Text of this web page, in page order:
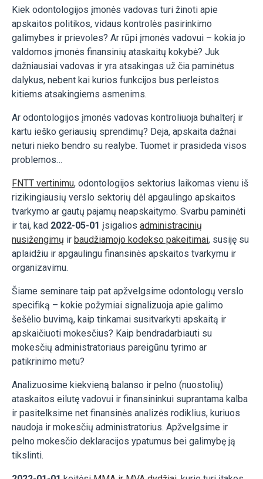
Kiek odontologijos įmonės vadovas turi žinoti apie
apskaitos politikos, vidaus kontrolės pasirinkimo
galimybes ir prievoles? Ar rūpi įmonės vadovui – kokia jo
valdomos įmonės finansinių ataskaitų kokybė? Juk
dažniausiai vadovas ir yra atsakingas už čia paminėtus
dalykus, nebent kai kurios funkcijos bus perleistos
kitiems atsakingiems asmenims.
Ar odontologijos įmonės vadovas kontroliuoja buhalterį ir
kartu ieško geriausių sprendimų? Deja, apskaita dažnai
neturi nieko bendro su realybe. Tuomet ir prasideda visos
problemos…
FNTT vertinimu, odontologijos sektorius laikomas vienu iš
rizikingiausių verslo sektorių dėl apgaulingo apskaitos
tvarkymo ar gautų pajamų neapskaitymo. Svarbu paminėti
ir tai, kad 2022-05-01 įsigalios administracinių
nusižengimų ir baudžiamojo kodekso pakeitimai, susiję su
aplaidžiu ir apgaulingu finansinės apskaitos tvarkymu ir
organizavimu.
Šiame seminare taip pat apžvelgsime odontologų verslo
specifiką – kokie požymiai signalizuoja apie galimo
šešėlio buvimą, kaip tinkamai susitvarkyti apskaitą ir
apskaičiuoti mokesčius? Kaip bendradarbiauti su
mokesčių administratoriaus pareigūnu tyrimo ar
patikrinimo metu?
Analizuosime kiekvieną balanso ir pelno (nuostolių)
ataskaitos eilutę vadovui ir finansininkui suprantama kalba
ir pasitelksime net finansinės analizės rodiklius, kuriuos
naudoja ir mokesčių administratorius. Apžvelgsime ir
pelno mokesčio deklaracijos ypatumus bei galimybę ją
tikslinti.